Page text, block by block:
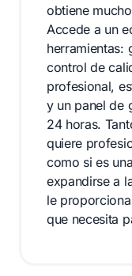
obtiene
Accede a un
herramientas:
control de
profesional,
y un panel de
24 horas.
quiere
como si es
expandirse a
le
que necesita